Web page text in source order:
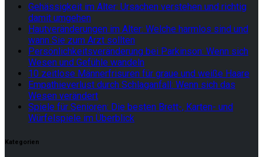
Gehässigkeit im Alter: Ursachen verstehen und richtig
damit umgehen
Hautveränderungen im Alter: Welche harmlos sind und
wann Sie zum Arzt sollten
Persönlichkeitsveränderung bei Parkinson: Wenn sich
Wesen und Gefühle wandeln
10 zeitlose Männerfrisuren für graue und weiße Haare
Empathieverlust durch Schlaganfall: Wenn sich das
Wesen verändert
Spiele für Senioren: Die besten Brett-, Karten- und
Würfelspiele im Überblick
Kategorien